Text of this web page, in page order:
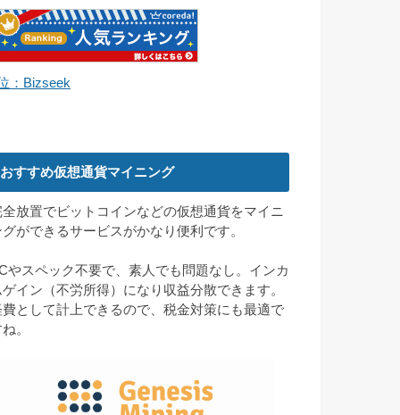
：Bizseek
おすすめ仮想通貨マイニング
全放置でビットコインなどの仮想通貨をマイニ
グができるサービスがかなり便利です。
やスペック不要で、素人でも問題なし。インカ
ゲイン（不労所得）になり収益分散できます。
費として計上できるので、税金対策にも最適で
。